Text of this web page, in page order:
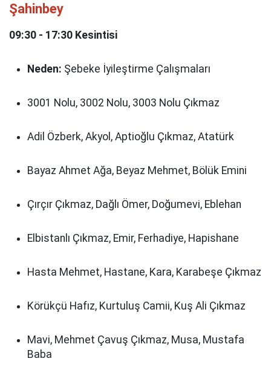
Şahinbey
09:30 - 17:30 Kesintisi
Neden: Şebeke İyileştirme Çalışmaları
3001 Nolu, 3002 Nolu, 3003 Nolu Çıkmaz
Adil Özberk, Akyol, Aptioğlu Çıkmaz, Atatürk
Bayaz Ahmet Ağa, Beyaz Mehmet, Bölük Emini
Çırçır Çıkmaz, Dağlı Ömer, Doğumevi, Eblehan
Elbistanlı Çıkmaz, Emir, Ferhadiye, Hapishane
Hasta Mehmet, Hastane, Kara, Karabeşe Çıkmaz
Körükçü Hafız, Kurtuluş Camii, Kuş Ali Çıkmaz
Mavi, Mehmet Çavuş Çıkmaz, Musa, Mustafa
Baba